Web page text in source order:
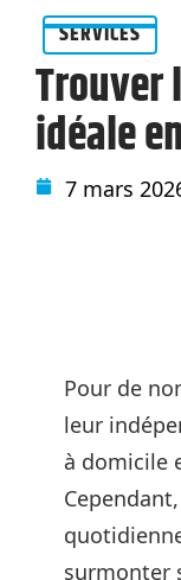
SERVICES
Trouver
idéale
7 mars
Pour de
leur
à domicile
surmonter